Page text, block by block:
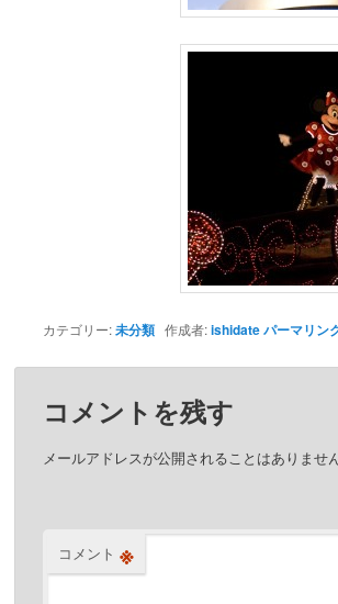
カテゴリー:未分類作成者:ishidateパーマリン
コメントを残す
メールアドレスが公開されることはありません
コメント ※